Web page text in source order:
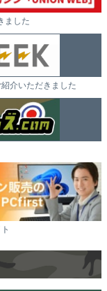
ました
介いただきました